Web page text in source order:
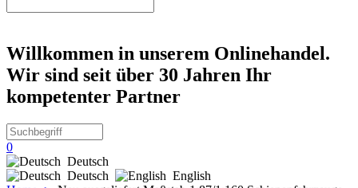
Willkommen in unserem Onlinehandel.
Wir sind seit über 30 Jahren Ihr
kompetenter Partner
0
Deutsch
Deutsch
English